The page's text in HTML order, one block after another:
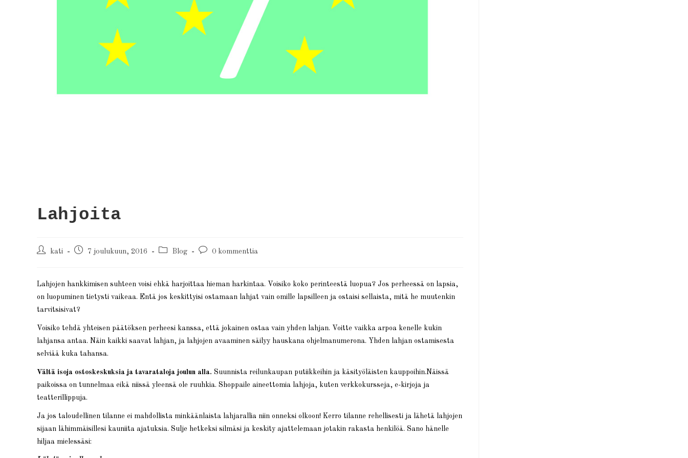
Lahjoita
kati 7 joulukuun, 2016 Blog 0 kommenttia
Lahjojen hankkimisen suhteen voisi ehkä harjoittaa hieman harkintaa. Voisiko koko perinteestä luopua? Jos perheessä on lapsia,
on luopuminen tietysti vaikeaa. Entä jos keskittyisi ostamaan lahjat vain omille lapsilleen ja ostaisi sellaista, mitä he muutenkin
tarvitsisivat?
Voisiko tehdä yhteisen päätöksen perheesi kanssa, että jokainen ostaa vain yhden lahjan. Voitte vaikka arpoa kenelle kukin
lahjansa antaa. Näin kaikki saavat lahjan, ja lahjojen avaaminen säilyy hauskana ohjelmanumerona. Yhden lahjan ostamisesta
selviää kuka tahansa.
Vältä isoja ostoskeskuksia ja tavarataloja joulun alla. Suunnista reilunkaupan putiikkeihin ja käsityöläisten kauppoihin.Näissä
paikoissa on tunnelmaa eikä niissä yleensä ole ruuhkia. Shoppaile aineettomia lahjoja, kuten verkkokursseja, e-kirjoja ja
teatterillippuja.
Ja jos taloudellinen tilanne ei mahdollista minkäänlaista lahjarallia niin onneksi olkoon! Kerro tilanne rehellisesti ja lähetä lahjojen
sijaan lähimmäisillesi kauniita ajatuksia. Sulje hetkeksi silmäsi ja keskity ajattelemaan jotakin rakasta henkilöä. Sano hänelle
hiljaa mielessäsi: